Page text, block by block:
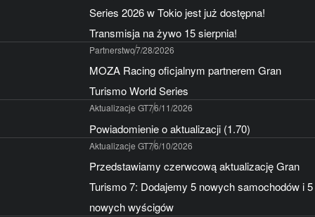
Series 2026 w Tokio jest już dostępna!
Transmisja na żywo 15 sierpnia!
Partnerstwo7/28/2026
MOZA Racing oficjalnym partnerem Gran
Turismo World Series
Aktualizacje GT76/11/2026
Powiadomienie o aktualizacji (1.70)
Aktualizacje GT76/10/2026
Przedstawiamy czerwcową aktualizację Gran
Turismo 7: Dodajemy 5 nowych samochodów i 5
nowych wyścigów